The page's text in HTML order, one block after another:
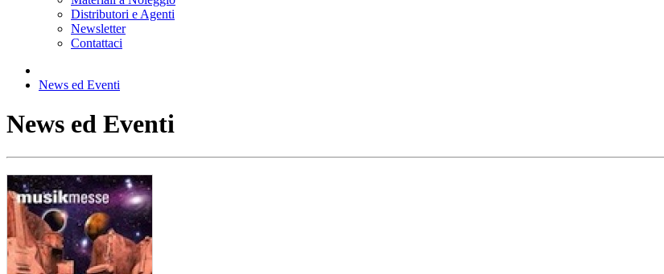
Distributori e Agenti
Newsletter
Contattaci
News ed Eventi
News ed Eventi